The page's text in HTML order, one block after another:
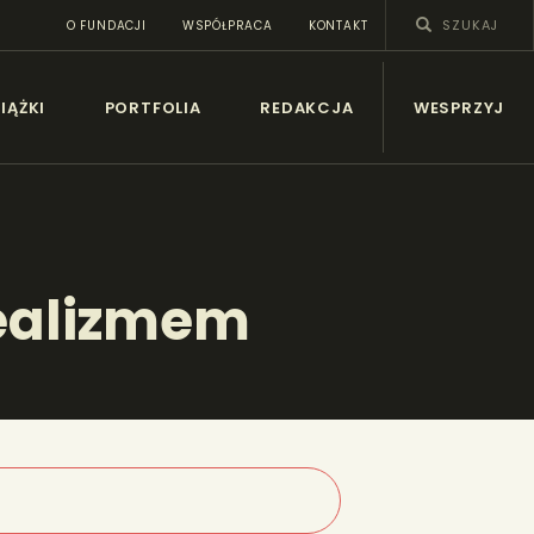
O FUNDACJI WSPÓŁPRACA KONTAKT
PORTFOLIA REDAKCJA WESPRZYJ